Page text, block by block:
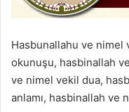
Hasbunallahu ve nimel
okunuşu, hasbinallah
ve nimel vekil dua,
anlamı, hasbinallah ve